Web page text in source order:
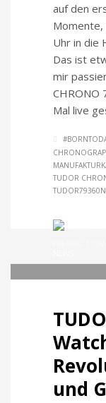
auf den
Momente,
Uhr in die
Das ist
mir
CHRONO
Mal live
TUDOR
TUDOR79360N
und